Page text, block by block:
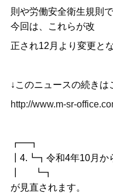
則や労働安全衛生規則
今回は、これらが改
正され12月より変更と
↓このニュースの続きは
http://www.m-sr-
┏━┓
┃4.┗┓令和4年10月か
┃ ┗┓ 社会
が見直されます。